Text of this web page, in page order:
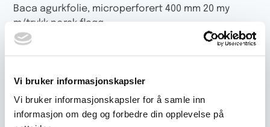
Vi bruker informasjonskapsler
Vi bruker informasjonskapsler for å samle inn
informasjon om deg og forbedre din opplevelse på
Baca agurkfolie, microperforert 400 mm 20 my
m/trykk norsk flagg
P 3462-2
P 3462
Baca agurkfolie, microperforert 450 mm 20 my